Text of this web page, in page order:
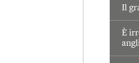
Il
È